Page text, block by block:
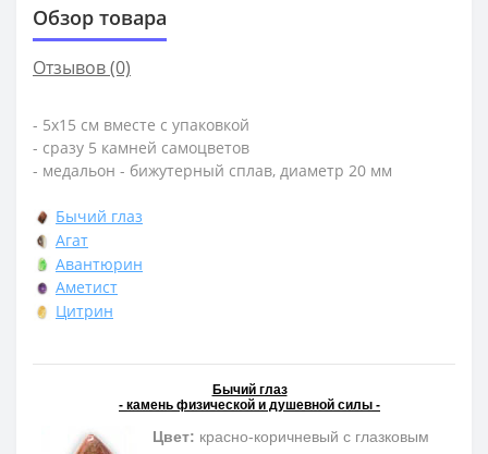
Обзор товара
Отзывов (0)
- 5х15 см вместе с упаковкой
- сразу 5 камней самоцветов
- медальон - бижутерный сплав, диаметр 20 мм
Бычий глаз
Агат
Авантюрин
Аметист
Цитрин
Бычий глаз
- камень физической и душевной силы -
Цвет: красно-коричневый с глазковым